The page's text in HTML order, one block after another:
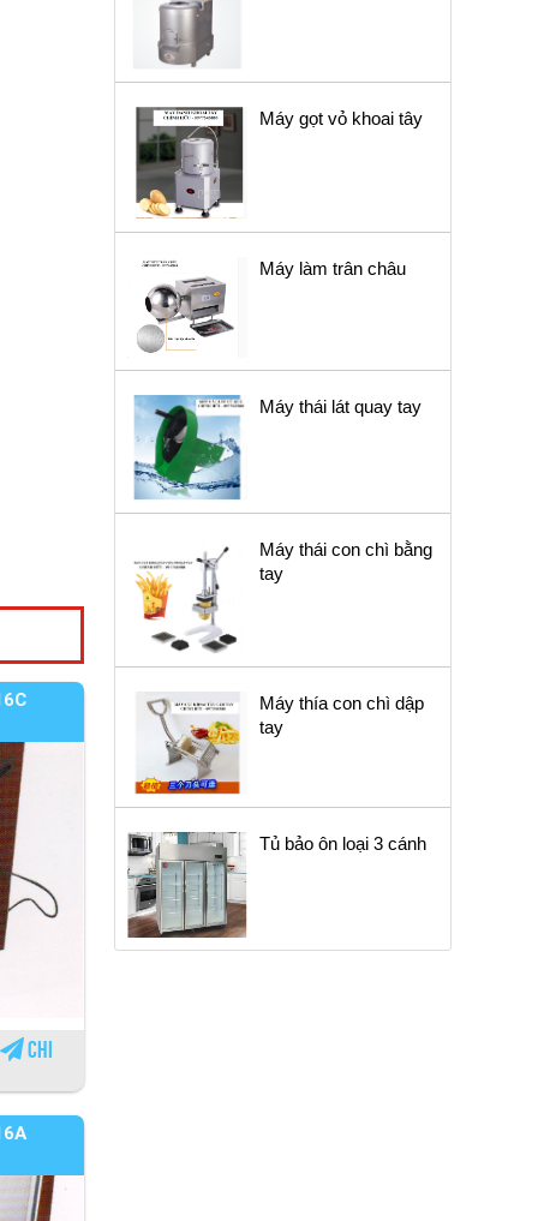
Chi
Máy gọt vỏ khoai tây
Máy làm trân châu
Máy thái lát quay tay
Máy thái con chì bằng
tay
Máy thía con chì dập
tay
Tủ bảo ôn loại 3 cánh